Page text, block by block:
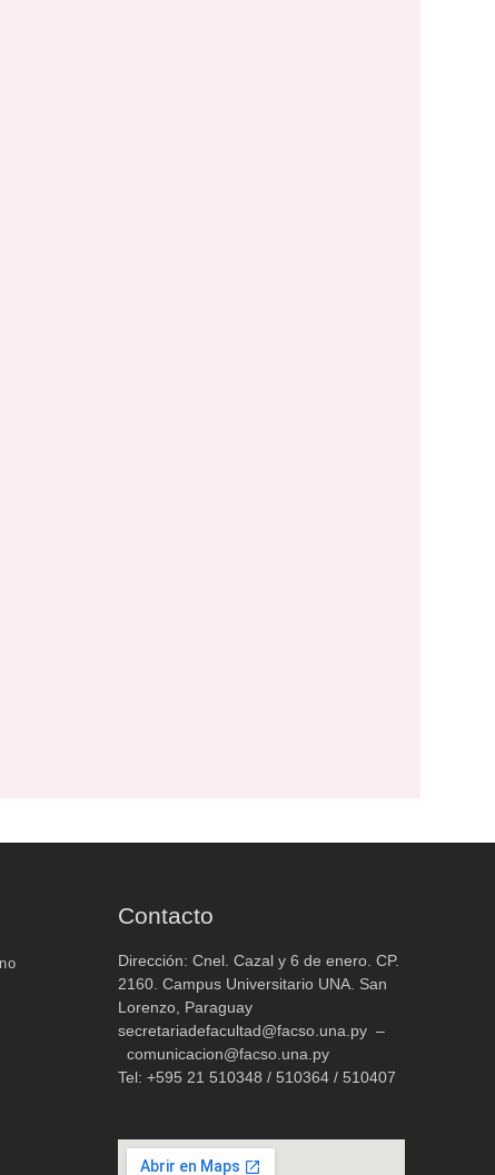
Contacto
Dirección: Cnel. Cazal y 6 de enero. CP.
2160. Campus Universitario UNA. San
Lorenzo, Paraguay
secretariadefacultad@facso.una.py –
comunicacion@facso.una.py
Tel: +595 21 510348 / 510364 / 510407